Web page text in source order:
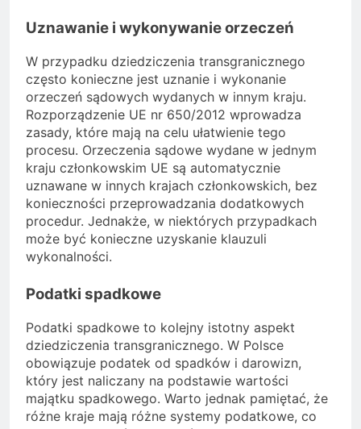
Uznawanie i wykonywanie orzeczeń
W przypadku dziedziczenia transgranicznego
często konieczne jest uznanie i wykonanie
orzeczeń sądowych wydanych w innym kraju.
Rozporządzenie UE nr 650/2012 wprowadza
zasady, które mają na celu ułatwienie tego
procesu. Orzeczenia sądowe wydane w jednym
kraju członkowskim UE są automatycznie
uznawane w innych krajach członkowskich, bez
konieczności przeprowadzania dodatkowych
procedur. Jednakże, w niektórych przypadkach
może być konieczne uzyskanie klauzuli
wykonalności.
Podatki spadkowe
Podatki spadkowe to kolejny istotny aspekt
dziedziczenia transgranicznego. W Polsce
obowiązuje podatek od spadków i darowizn,
który jest naliczany na podstawie wartości
majątku spadkowego. Warto jednak pamiętać, że
różne kraje mają różne systemy podatkowe, co